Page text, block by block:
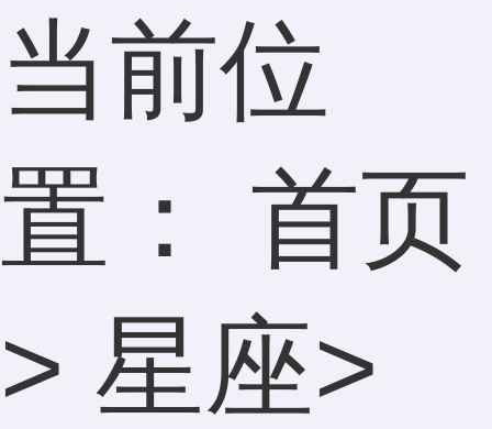
当前位
置： 首页
> 星座>